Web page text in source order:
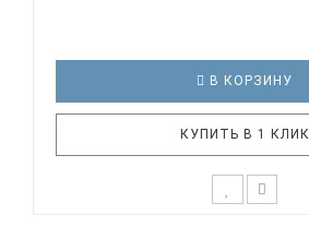
В КОРЗИНУ
КУПИТЬ В 1 КЛИК